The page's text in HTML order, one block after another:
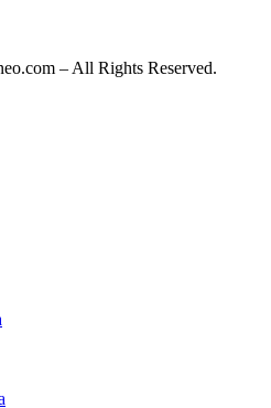
– All Rights Reserved.